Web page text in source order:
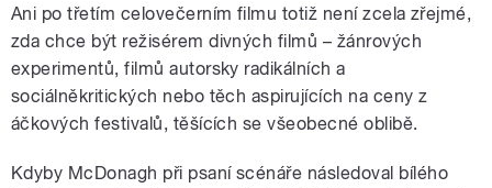
Ani po třetím celovečerním filmu totiž není zcela zřejmé,
zda chce být režisérem divných filmů – žánrových
experimentů, filmů autorsky radikálních a
sociálněkritických nebo těch aspirujících na ceny z
áčkových festivalů, těšících se všeobecné oblibě.
Kdyby McDonagh při psaní scénáře následoval bílého